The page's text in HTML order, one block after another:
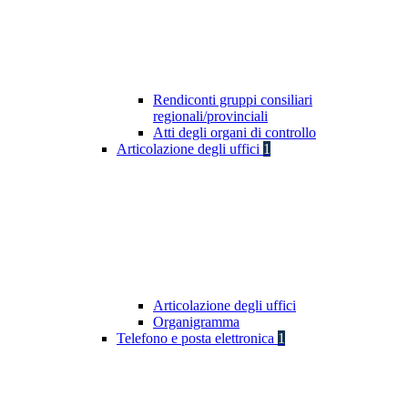
Rendiconti gruppi consiliari
regionali/provinciali
Atti degli organi di controllo
Articolazione degli uffici 1
Articolazione degli uffici
Organigramma
Telefono e posta elettronica 1